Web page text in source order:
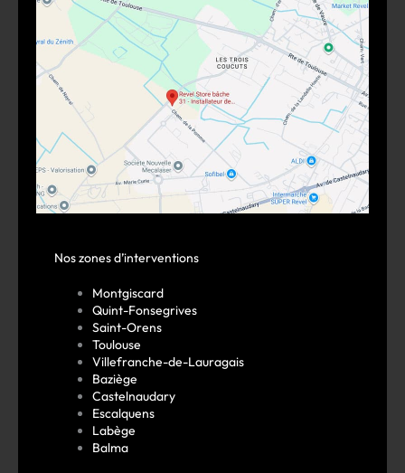
Nos zones d’interventions
Montgiscard
Quint-Fonsegrives
Saint-Orens
Toulouse
Villefranche-de-Lauragais
Baziège
Castelnaudary
Escalquens
Labège
Balma